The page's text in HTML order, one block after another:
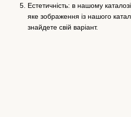
Естетичність: в нашому
яке зображення із нашого
знайдете свій варіант.